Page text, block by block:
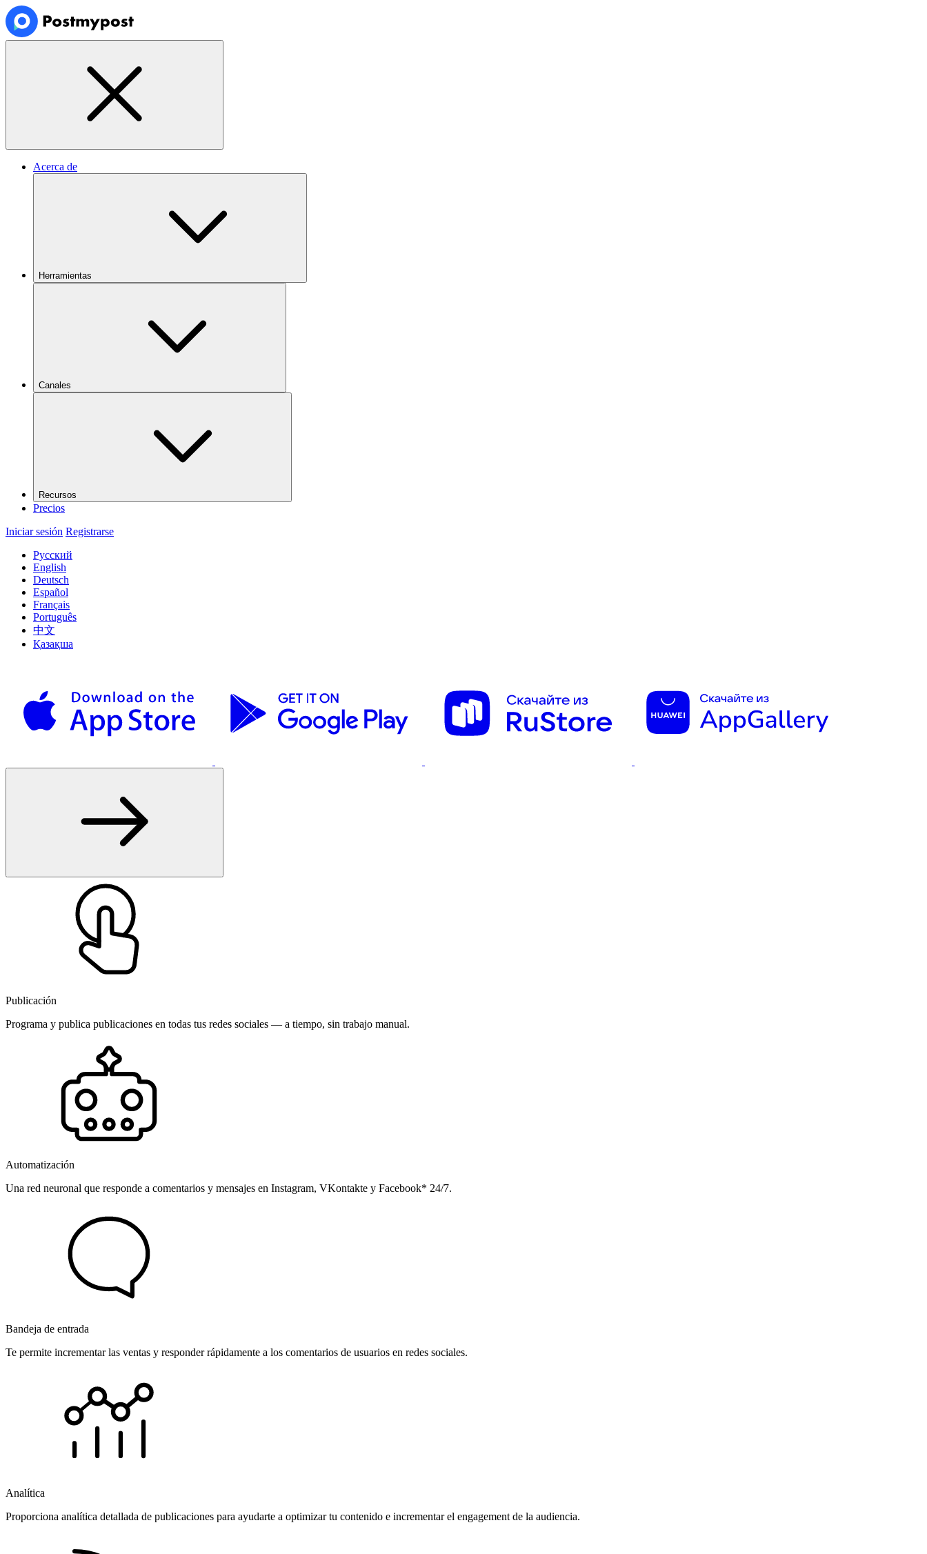
Acerca de
Herramientas
Canales
Recursos
Precios
Iniciar sesión Registrarse
Русский
English
Deutsch
Español
Français
Português
中文
Қазақша
Publicación
Programa y publica publicaciones en todas tus redes sociales — a tiempo, sin trabajo manual.
Automatización
Una red neuronal que responde a comentarios y mensajes en Instagram, VKontakte y Facebook* 24/7.
Bandeja de entrada
Te permite incrementar las ventas y responder rápidamente a los comentarios de usuarios en redes sociales.
Analítica
Proporciona analítica detallada de publicaciones para ayudarte a optimizar tu contenido e incrementar el engagement de la audiencia.